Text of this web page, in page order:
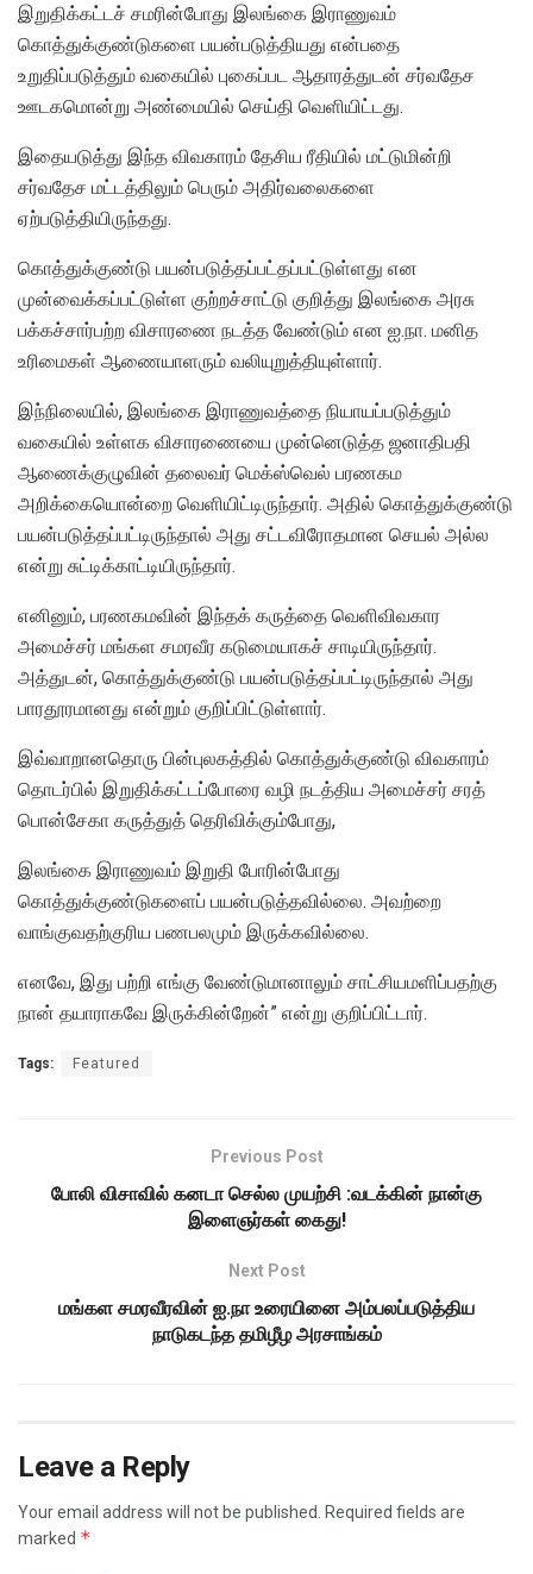
இறுதிக்கட்டச் சமரின்போது இலங்கை இராணுவம்
கொத்துக்குண்டுகளை பயன்படுத்தியது என்பதை
உறுதிப்படுத்தும் வகையில் புகைப்பட ஆதாரத்துடன் சர்வதேச
ஊடகமொன்று அண்மையில் செய்தி வெளியிட்டது.
இதையடுத்து இந்த விவகாரம் தேசிய ரீதியில் மட்டுமின்றி
சர்வதேச மட்டத்திலும் பெரும் அதிர்வலைகளை
ஏற்படுத்தியிருந்தது.
கொத்துக்குண்டு பயன்படுத்தப்பட்தப்பட்டுள்ளது என
முன்வைக்கப்பட்டுள்ள குற்றச்சாட்டு குறித்து இலங்கை அரசு
பக்கச்சார்பற்ற விசாரணை நடத்த வேண்டும் என ஐ.நா. மனித
உரிமைகள் ஆணையாளரும் வலியுறுத்தியுள்ளார்.
இந்நிலையில், இலங்கை இராணுவத்தை நியாயப்படுத்தும்
வகையில் உள்ளக விசாரணையை முன்னெடுத்த ஜனாதிபதி
ஆணைக்குழுவின் தலைவர் மெக்ஸ்வெல் பரணகம
அறிக்கையொன்றை வெளியிட்டிருந்தார். அதில் கொத்துக்குண்டு
பயன்படுத்தப்பட்டிருந்தால் அது சட்டவிரோதமான செயல் அல்ல
என்று சுட்டிக்காட்டியிருந்தார்.
எனினும், பரணகமவின் இந்தக் கருத்தை வெளிவிவகார
அமைச்சர் மங்கள சமரவீர கடுமையாகச் சாடியிருந்தார்.
அத்துடன், கொத்துக்குண்டு பயன்படுத்தப்பட்டிருந்தால் அது
பாரதூரமானது என்றும் குறிப்பிட்டுள்ளார்.
இவ்வாறானதொரு பின்புலகத்தில் கொத்துக்குண்டு விவகாரம்
தொடர்பில் இறுதிக்கட்டப்போரை வழி நடத்திய அமைச்சர் சரத்
பொன்சேகா கருத்துத் தெரிவிக்கும்போது,
இலங்கை இராணுவம் இறுதி போரின்போது
கொத்துக்குண்டுகளைப் பயன்படுத்தவில்லை. அவற்றை
வாங்குவதற்குரிய பணபலமும் இருக்கவில்லை.
எனவே, இது பற்றி எங்கு வேண்டுமானாலும் சாட்சியமளிப்பதற்கு
நான் தயாராகவே இருக்கின்றேன்” என்று குறிப்பிட்டார்.
Tags: Featured
Previous Post
போலி விசாவில் கனடா செல்ல முயற்சி :வடக்கின் நான்கு
இளைஞர்கள் கைது!
Next Post
மங்கள சமரவீரவின் ஐ.நா உரையினை அம்பலப்படுத்திய
நாடுகடந்த தமிழீழ அரசாங்கம்
Leave a Reply
Your email address will not be published.
Required fields are
marked *